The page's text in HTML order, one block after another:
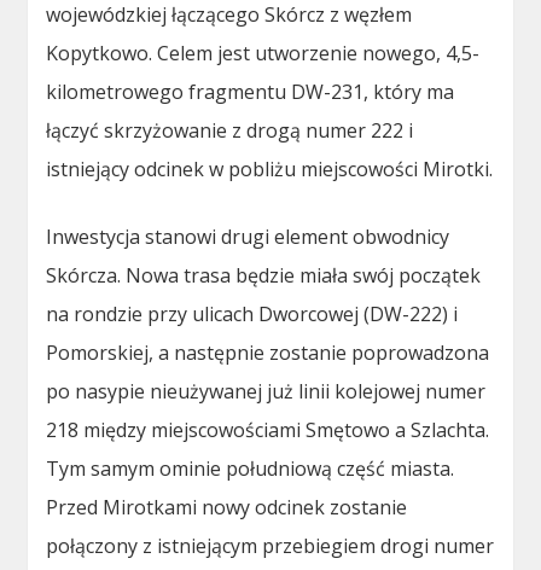
wojewódzkiej łączącego Skórcz z węzłem
Kopytkowo. Celem jest utworzenie nowego, 4,5-
kilometrowego fragmentu DW-231, który ma
łączyć skrzyżowanie z drogą numer 222 i
istniejący odcinek w pobliżu miejscowości Mirotki.
Inwestycja stanowi drugi element obwodnicy
Skórcza. Nowa trasa będzie miała swój początek
na rondzie przy ulicach Dworcowej (DW-222) i
Pomorskiej, a następnie zostanie poprowadzona
po nasypie nieużywanej już linii kolejowej numer
218 między miejscowościami Smętowo a Szlachta.
Tym samym ominie południową część miasta.
Przed Mirotkami nowy odcinek zostanie
połączony z istniejącym przebiegiem drogi numer